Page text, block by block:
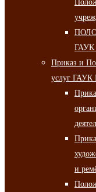
ГАУК
Приказ и
услуг
и